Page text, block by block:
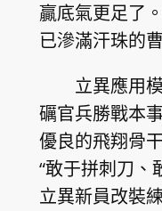
贏底氣更足了
已滲滿汗珠的
立異應用
礪官兵勝戰本
優良的飛翔骨
“敢于拼刺刀、
立異新員改裝